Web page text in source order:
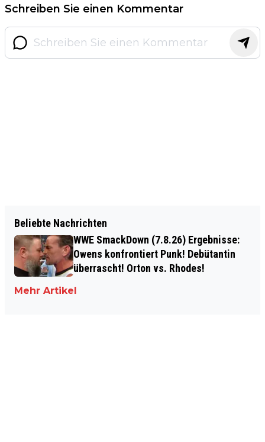
Schreiben Sie einen Kommentar
Beliebte Nachrichten
WWE SmackDown (7.8.26) Ergebnisse:
Owens konfrontiert Punk! Debütantin
überrascht! Orton vs. Rhodes!
Mehr Artikel